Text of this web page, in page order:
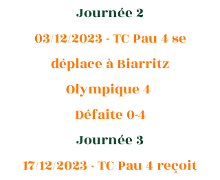
Journée 2
03/12/2023 - TC Pau 4 se
déplace à Biarritz
Olympique 4
Défaite 0-4
Journée 3
17/12/2023 - TC Pau 4 reçoit